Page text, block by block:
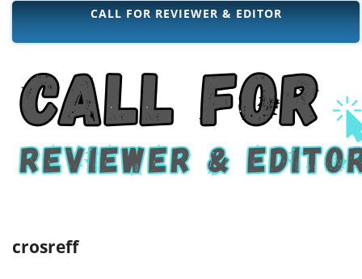
CALL FOR REVIEWER & EDITOR
crosreff